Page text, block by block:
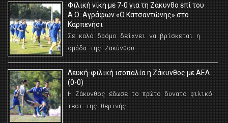
Φιλική νίκη με 7-0 για τη Ζάκυνθο επί του
Α.Ο. Αγράφων «Ο Κατσαντώνης» στο
Καρπενήσι
Σε καλό δρόμο δείχνει να βρίσκεται η
ομάδα της Ζακύνθου. …
Λευκή-φιλική ισοπαλία η Ζάκυνθος με ΑΕΛ
(0-0)
Η Ζάκυνθος έδωσε το πρώτο δυνατό φιλικό
τεστ της θερινής …